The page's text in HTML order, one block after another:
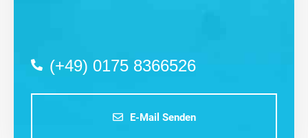
(+49) 0175 8366526
E-Mail Senden